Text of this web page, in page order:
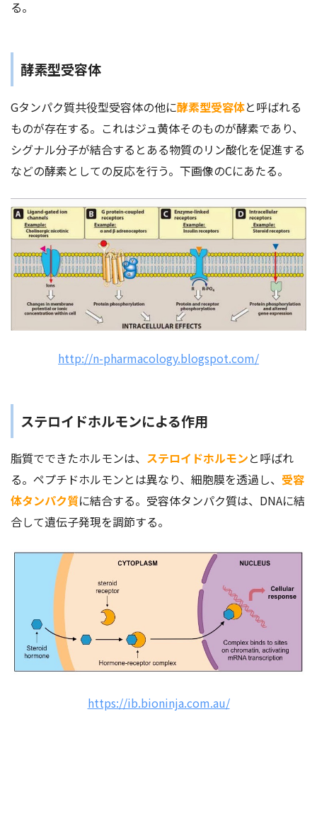
る。
酵素型受容体
Gタンパク質共役型受容体の他に酵素型受容体と呼ばれる
ものが存在する。これはジュ黄体そのものが酵素であり、
シグナル分子が結合するとある物質のリン酸化を促進する
などの酵素としての反応を行う。下画像のCにあたる。
http://n-pharmacology.blogspot.com/
ステロイドホルモンによる作用
脂質でできたホルモンは、 ステロイドホルモンと呼ばれ
る。ペプチドホルモンとは異なり、細胞膜を透過し、 受容
体タンパク質に結合する。受容体タンパク質は、DNAに結
合して遺伝子発現を調節する。
https://ib.bioninja.com.au/